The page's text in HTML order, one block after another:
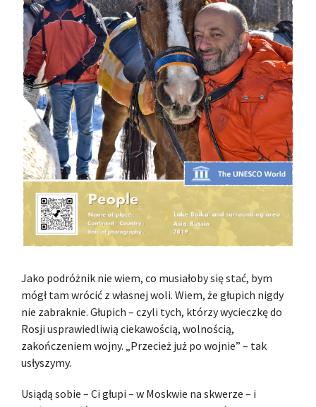
Jako podróżnik nie wiem, co musiałoby się stać, bym
mógł tam wrócić z własnej woli. Wiem, że głupich nigdy
nie zabraknie. Głupich – czyli tych, którzy wycieczkę do
Rosji usprawiedliwią ciekawością, wolnością,
zakończeniem wojny. „Przecież już po wojnie” – tak
usłyszymy.
Usiądą sobie – Ci głupi – w Moskwie na skwerze – i